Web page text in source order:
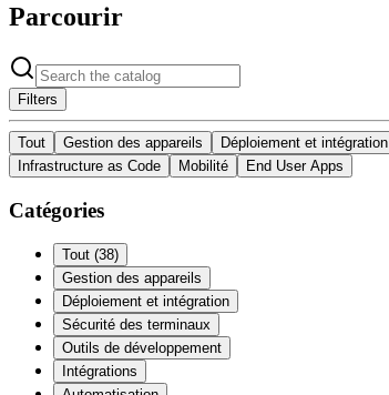
Parcourir
Filters
Tout Gestion des appareils Déploiement et intégration
Infrastructure as Code
Mobilité End User Apps
Catégories
Tout (38)
Gestion des appareils
Déploiement et intégration
Sécurité des terminaux
Outils de développement
Intégrations